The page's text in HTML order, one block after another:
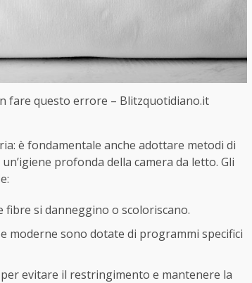
fare questo errore – Blitzquotidiano.it
è fondamentale anche adottare metodi di
profonda della camera da letto. Gli
si danneggino o scoloriscano.
moderne sono dotate di programmi specifici
evitare il restringimento e mantenere la